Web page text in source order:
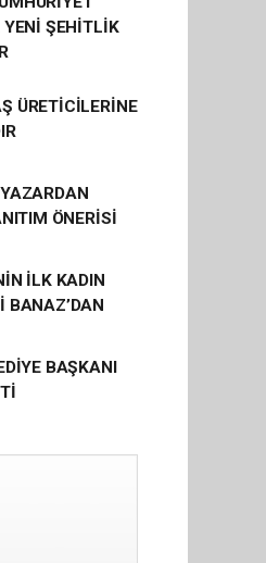
YENİ ŞEHİTLİK
ÜRETİCİLERİNE
ÖNERİSİ
İLK KADIN
BANAZ’DAN
BAŞKANI